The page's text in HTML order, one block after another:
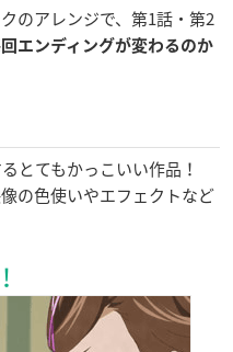
のアレンジで、第1話・第2
エンディングが変わるのか
とてもかっこいい作品！
の色使いやエフェクトなど